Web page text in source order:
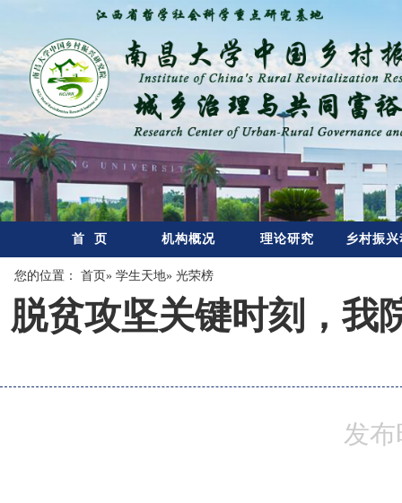
首 页 机构概况 理论研究 乡村振
您的位置： 首页» 学生天地» 光荣榜
脱贫攻坚关键时刻，我
发布